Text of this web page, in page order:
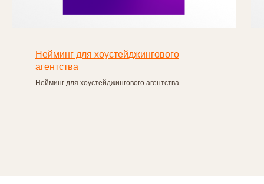
Нейминг для хоустейджингового
агентства
Нейминг для хоустейджингового агентства